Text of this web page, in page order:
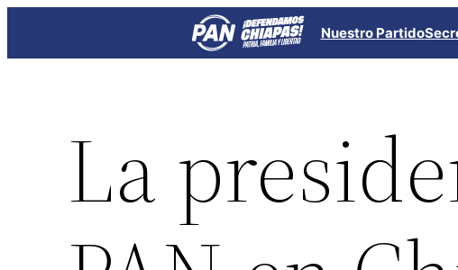
Nuestro Partido
La